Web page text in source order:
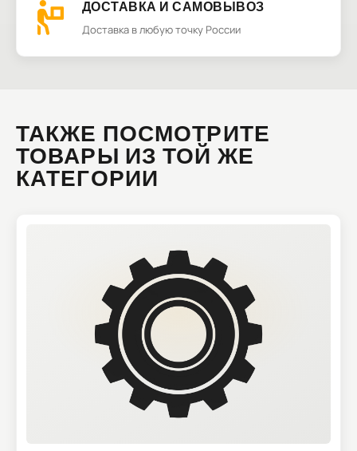
ДОСТАВКА И САМОВЫВОЗ
Доставка в любую точку России
ТАКЖЕ ПОСМОТРИТЕ
ТОВАРЫ ИЗ ТОЙ ЖЕ
КАТЕГОРИИ